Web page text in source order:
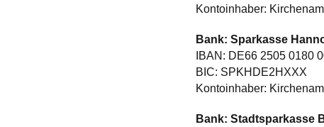
Kontoinhaber:
Bank: Sparkasse
IBAN: DE66 2505 0180
BIC: SPKHDE2HXXX
Kontoinhaber:
Bank: Stadtsparkasse